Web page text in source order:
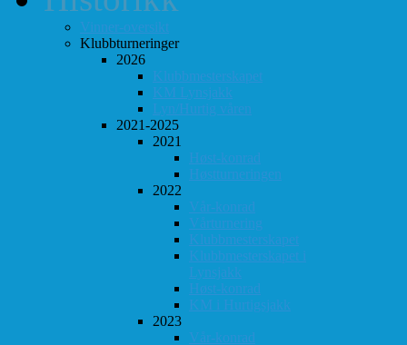
Vinner-oversikt
Klubbturneringer
2026
Klubbmesterskapet
KM Lynsjakk
Lyn/Hurtig våren
2021-2025
2021
Høst-konrad
Høstturneringen
2022
Vår-konrad
Vårturnering
Klubbmesterskapet
Klubbmesterskapet i
Lynsjakk
Høst-konrad
KM i Hurtigsjakk
2023
Vår-konrad